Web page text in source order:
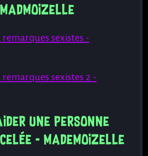
sexistes -
sexistes 2 -
une personne
- Mademoizelle